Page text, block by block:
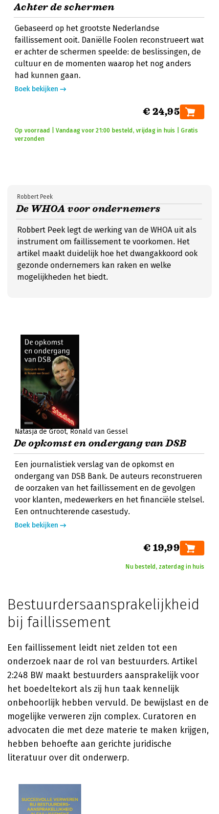
Achter de schermen
Gebaseerd op het grootste Nederlandse
faillissement ooit. Daniëlle Foolen reconstrueert wat
er achter de schermen speelde: de beslissingen, de
cultuur en de momenten waarop het nog anders
had kunnen gaan.
Boek bekijken
€ 24,95
Op voorraad | Vandaag voor 21:00 besteld, vrijdag in huis | Gratis
verzonden
De WHOA voor ondernemers
Robbert Peek
Robbert Peek legt de werking van de WHOA uit als
instrument om faillissement te voorkomen. Het
artikel maakt duidelijk hoe het dwangakkoord ook
gezonde ondernemers kan raken en welke
mogelijkheden het biedt.
Natasja de Groot Ronald van Gessel
De opkomst en ondergang van DSB
Een journalistiek verslag van de opkomst en
ondergang van DSB Bank. De auteurs reconstrueren
de oorzaken van het faillissement en de gevolgen
voor klanten, medewerkers en het financiële stelsel.
Een ontnuchterende casestudy.
Boek bekijken
€ 19,99
Nu besteld, zaterdag in huis
Bestuurdersaansprakelijkheid
bij faillissement
Een faillissement leidt niet zelden tot een
onderzoek naar de rol van bestuurders. Artikel
2:248 BW maakt bestuurders aansprakelijk voor
het boedeltekort als zij hun taak kennelijk
onbehoorlijk hebben vervuld. De bewijslast en de
mogelijke verweren zijn complex. Curatoren en
advocaten die met deze materie te maken krijgen,
hebben behoefte aan gerichte juridische
literatuur over dit onderwerp.